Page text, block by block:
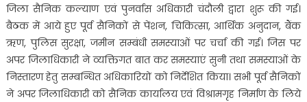
जिला सैनिक कल्याण एवं पुनर्वास अधिकारी चंदौली द्वारा शुरू की गई।
बैठक में आये हुए पूर्व सैनिकों से पेंशन, चिकित्सा, आर्थिक अनुदान, बैंक
ऋण, पुलिस सुरक्षा, जमीन सम्बंधी समस्याओं पर चर्चा की गई। जिस पर
अपर जिलाधिकारी ने व्यक्तिगत बात कर समस्याएं सुनी तथा समस्याओं के
निस्तारण हेतु सम्बन्धित अधिकारियों को निर्देशित किया। सभी पूर्व सैनिकों
ने अपर जिलाधिकारी को सैनिक कार्यालय एवं विश्रामगृह निर्माण के लिये